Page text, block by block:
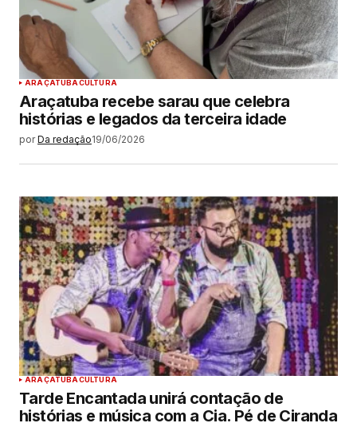
ARAÇATUBACULTURA
Araçatuba recebe sarau que celebra
histórias e legados da terceira idade
por Da redação19/06/2026
ARAÇATUBACULTURA
Tarde Encantada unirá contação de
histórias e música com a Cia. Pé de Ciranda